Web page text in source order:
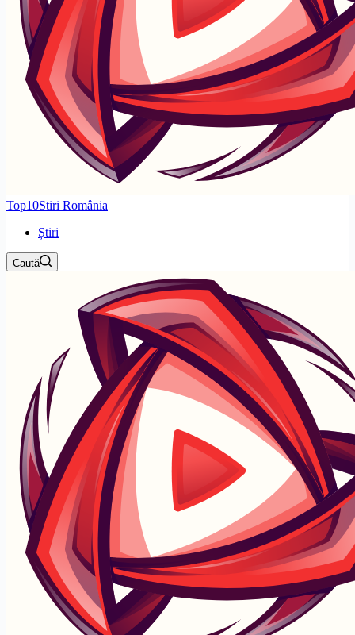
Top10Stiri România
Știri
Caută